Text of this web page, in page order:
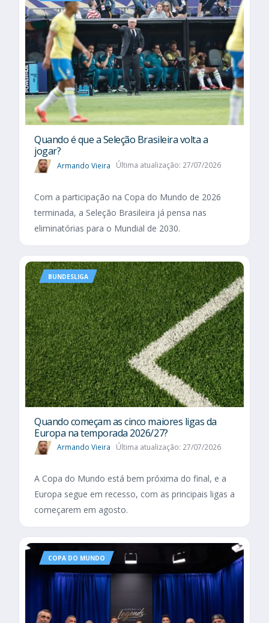
Quando é que a Seleção Brasileira volta a
jogar?
Armando Vieira Última atualização: 27/07/2026
Com a participação na Copa do Mundo de 2026
terminada, a Seleção Brasileira já pensa nas
eliminatórias para o Mundial de 2030.
BUNDESLIGA
Quando começam as cinco maiores ligas da
Europa na temporada 2026/27?
Armando Vieira Última atualização: 27/07/2026
A Copa do Mundo está bem próxima do final, e a
Europa segue em recesso, com as principais ligas a
começarem em agosto.
COPA DO MUNDO